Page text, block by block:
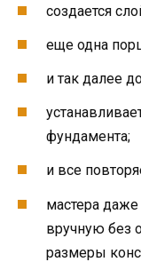
создается
еще одна
и так далее
фундамента;
и все
мастера
вручную без
размеры